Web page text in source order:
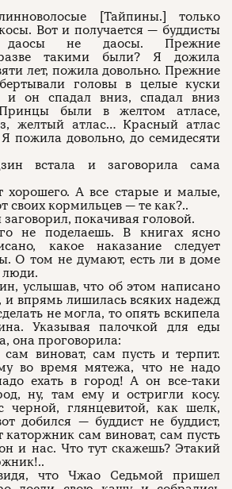
[Тайпины.] только
Вот и получается — буддисты
даосы не даосы. Прежние
такими были? Я дожила
лет, пожила довольно. Прежние
головы в целые куски
и он спадал вниз, спадал вниз
были в желтом атласе,
желтый атлас… Красный атлас
пожила довольно, до семидесяти
встала и заговорила сама
А все старые и малые,
своих кормильцев — те как?..
покачивая головой.
не поделаешь. В книгах ясно
какое наказание следует
О том не думают, есть ли в доме
люди.
услышав, что об этом написано
и впрямь лишилась всяких надежд
не могла, то опять вскипела
Указывая палочкой для еды
она проговорила:
виноват, сам пусть и терпит.
во время мятежа, что не надо
ехать в город! А он все-таки
ну, там ему и остригли косу.
глянцевитой, как шелк,
добился — буддист не буддист,
каторжник сам виноват, сам пусть
и нас. Что тут скажешь? Этакий
что Чжао Седьмой пришел